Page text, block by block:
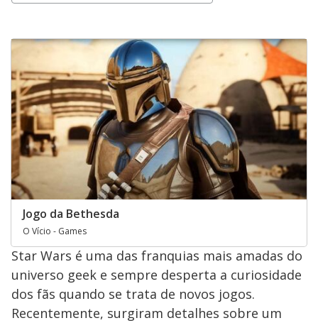
Jogo da Bethesda
O Vício - Games
Star Wars é uma das franquias mais amadas do
universo geek e sempre desperta a curiosidade
dos fãs quando se trata de novos jogos.
Recentemente, surgiram detalhes sobre um